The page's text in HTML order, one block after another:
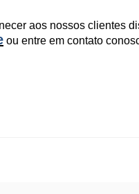
aos nossos clientes
ou entre em contato